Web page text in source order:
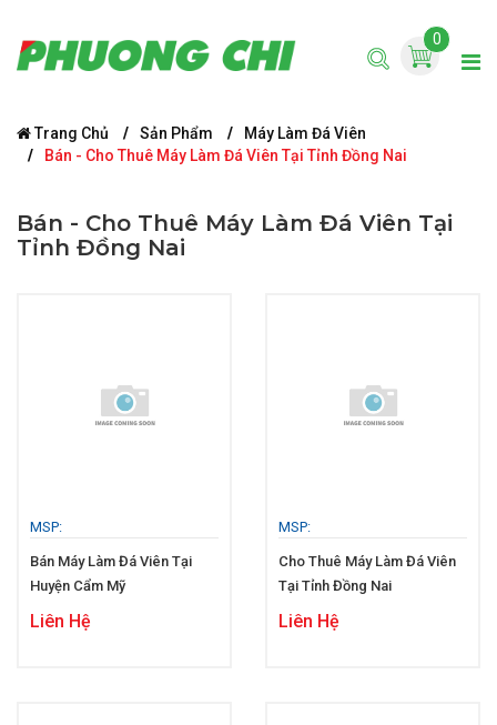
0
Trang Chủ Sản Phẩm
Máy Làm Đá Viên
Bán - Cho Thuê Máy Làm Đá Viên Tại Tỉnh Đồng Nai
Bán - Cho Thuê Máy Làm Đá Viên Tại
Tỉnh Đồng Nai
MSP:
Bán Máy Làm Đá Viên Tại
Huyện Cẩm Mỹ
Liên Hệ
MSP:
Cho Thuê Máy Làm Đá Viên
Tại Tỉnh Đồng Nai
Liên Hệ